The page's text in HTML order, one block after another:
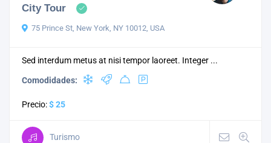
City Tour
75 Prince St, New York, NY 10012, USA
Sed interdum metus at nisi tempor laoreet. Integer ...
Comodidades:
Precio:$ 25
Turismo